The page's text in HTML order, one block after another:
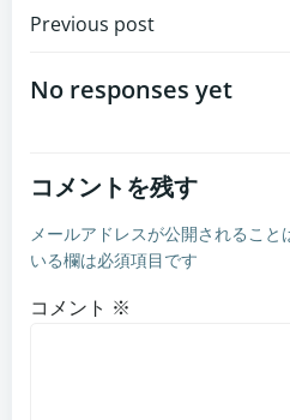
投
稿
ビ
ゲ
ー
Previous post
No responses yet
コメントを残す
メールアドレスが公開されること
いる欄は必須項目です
コメント ※